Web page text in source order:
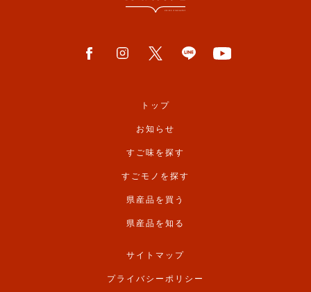
トップ
お知らせ
すご味を探す
すごモノを探す
県産品を買う
県産品を知る
サイトマップ
プライバシーポリシー